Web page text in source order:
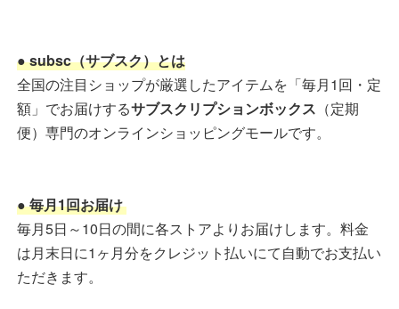
● subsc（サブスク）とは
全国の注目ショップが厳選したアイテムを「毎月1回・定
額」でお届けするサブスクリプションボックス （定期
便）専門のオンラインショッピングモールです。
● 毎月1回お届け
毎月5日～10日の間に各ストアよりお届けします。料金
は月末日に1ヶ月分をクレジット払いにて自動でお支払い
ただきます。